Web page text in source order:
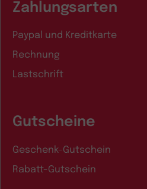
Zahlungsarten
Paypal und Kreditkarte
Rechnung
Lastschrift
Gutscheine
Geschenk-Gutschein
Rabatt-Gutschein